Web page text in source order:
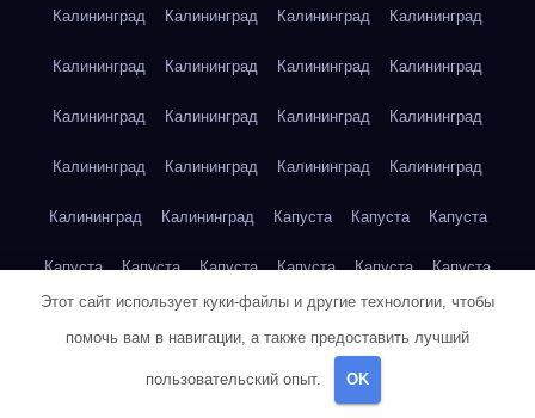
Калининград Калининград Калининград Калининград
Калининград Калининград Калининград Калининград
Калининград Калининград Калининград Калининград
Калининград Калининград Калининград Калининград
Калининград Калининград Капуста Капуста Капуста
Капуста Капуста Капуста Капуста Капуста Капуста
Этот сайт использует куки-файлы и другие технологии, чтобы
помочь вам в навигации, а также предоставить лучший
пользовательский опыт. OK